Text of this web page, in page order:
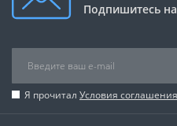
Подпишитесь
Я прочитал Условия соглашения